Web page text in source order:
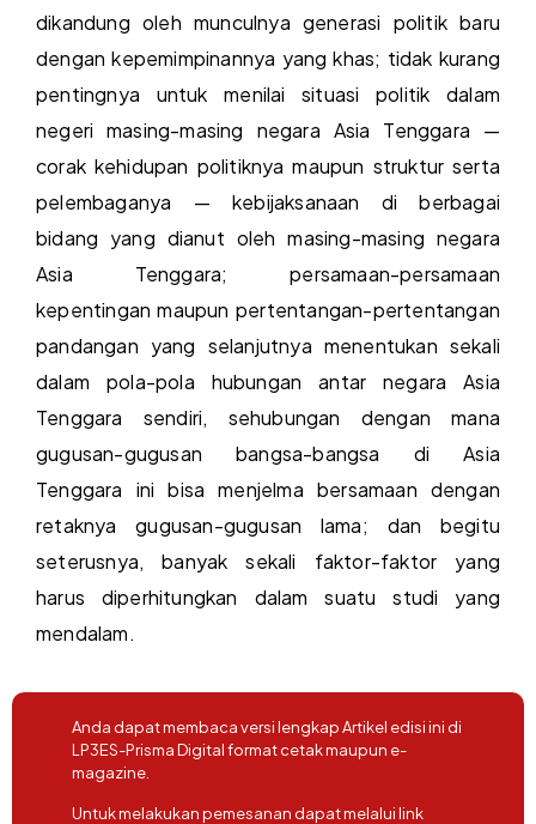
dikandung oleh munculnya generasi politik baru
dengan kepemimpinannya yang khas; tidak kurang
pentingnya untuk menilai situasi politik dalam
negeri masing-masing negara Asia Tenggara —
corak kehidupan politiknya maupun struktur serta
pelembaganya — kebijaksanaan di berbagai
bidang yang dianut oleh masing-masing negara
Asia Tenggara; persamaan-persamaan
kepentingan maupun pertentangan-pertentangan
pandangan yang selanjutnya menentukan sekali
dalam pola-pola hubungan antar negara Asia
Tenggara sendiri, sehubungan dengan mana
gugusan-gugusan bangsa-bangsa di Asia
Tenggara ini bisa menjelma bersamaan dengan
retaknya gugusan-gugusan lama; dan begitu
seterusnya, banyak sekali faktor-faktor yang
harus diperhitungkan dalam suatu studi yang
mendalam.
Anda dapat membaca versi lengkap Artikel edisi ini di
LP3ES-Prisma Digital format cetak maupun e-
magazine.
Untuk melakukan pemesanan dapat melalui link